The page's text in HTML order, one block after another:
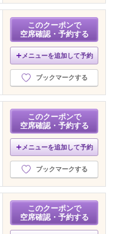
このクーポンで
空席確認・予約する
メニューを追加して予約
ブックマークする
このクーポンで
空席確認・予約する
メニューを追加して予約
ブックマークする
このクーポンで
空席確認・予約する